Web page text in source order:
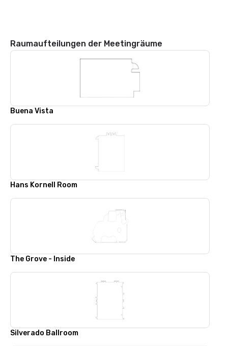
Raumaufteilungen der Meetingräume
Buena Vista
Hans Kornell Room
The Grove - Inside
Silverado Ballroom